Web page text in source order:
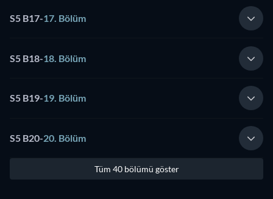
S5 B17-17. Bölüm
S5 B18-18. Bölüm
S5 B19-19. Bölüm
S5 B20-20. Bölüm
Tüm 40 bölümü göster